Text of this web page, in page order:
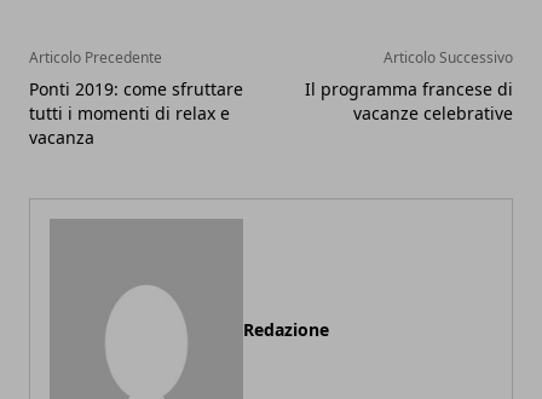
Articolo Precedente
Ponti 2019: come sfruttare
tutti i momenti di relax e
vacanza
Articolo Successivo
Il programma francese di
vacanze celebrative
Redazione